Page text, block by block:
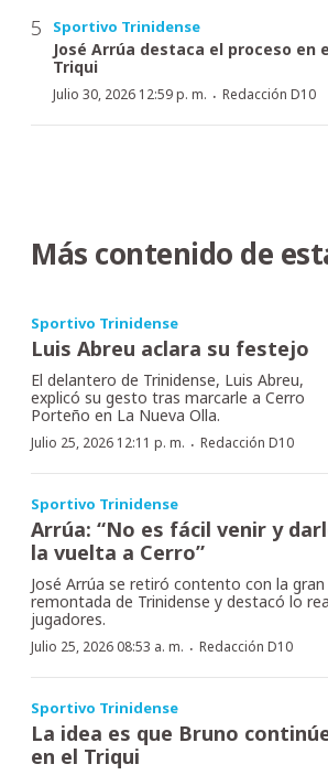
Sportivo Trinidense
José Arrúa destaca el proceso en
Triqui
Julio 30, 2026 12:59 p. m. · Redacción D10
Más contenido de
Sportivo Trinidense
Luis Abreu aclara su festejo
El delantero de Trinidense, Luis Abreu,
explicó su gesto tras marcarle a Cerro
Porteño en La Nueva Olla.
Julio 25, 2026 12:11 p. m. · Redacción D10
Sportivo Trinidense
Arrúa: “No es fácil venir y
la vuelta a Cerro”
José Arrúa se retiró contento con la
remontada de Trinidense y destacó lo
jugadores.
Julio 25, 2026 08:53 a. m. · Redacción D10
Sportivo Trinidense
La idea es que Bruno
en el Triqui